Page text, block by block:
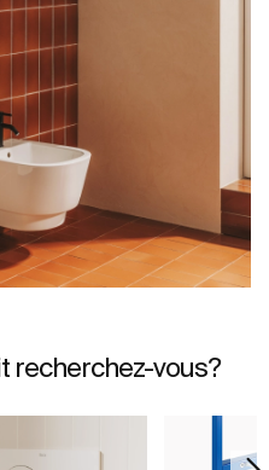
recherchez-vous?